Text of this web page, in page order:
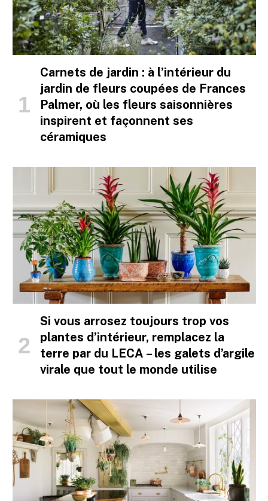
Carnets de jardin : à l’intérieur du
jardin de fleurs coupées de Frances
Palmer, où les fleurs saisonnières
inspirent et façonnent ses
céramiques
Si vous arrosez toujours trop vos
plantes d’intérieur, remplacez la
terre par du LECA – les galets d’argile
virale que tout le monde utilise